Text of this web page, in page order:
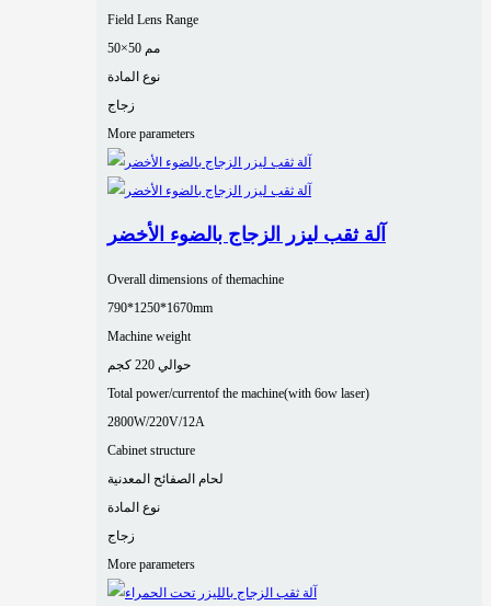
Field Lens Range
50×50 مم
نوع المادة
زجاج
More parameters
آلة ثقب ليزر الزجاج بالضوء الأخضر
Overall dimensions of themachine
790*1250*1670mm
Machine weight
حوالي 220 كجم
Total power/currentof the machine(with 6ow laser)
2800W/220V/12A
Cabinet structure
لحام الصفائح المعدنية
نوع المادة
زجاج
More parameters